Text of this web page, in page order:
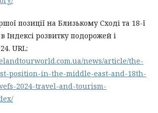
позиції на Близькому Сході та 18-ї
в Індексі розвитку подорожей і
URL:
news/article/the-
position-in-the-middle-east-and-18th-
2024-travel-and-tourism-